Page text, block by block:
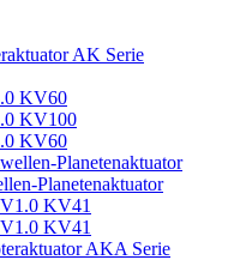
AK Serie
KV60
KV100
KV60
Planetenaktuator
KV41
KV41
AKA Serie